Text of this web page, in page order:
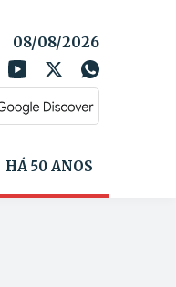
08/08/2026
HÁ 50 ANOS